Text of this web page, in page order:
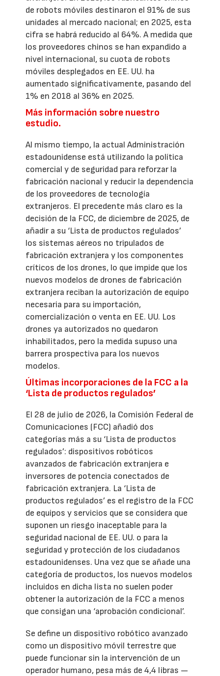
de robots móviles destinaron el 91% de sus
unidades al mercado nacional; en 2025, esta
cifra se habrá reducido al 64%. A medida que
los proveedores chinos se han expandido a
nivel internacional, su cuota de robots
móviles desplegados en EE. UU. ha
aumentado significativamente, pasando del
1% en 2018 al 36% en 2025.
Más información sobre nuestro
estudio.
Al mismo tiempo, la actual Administración
estadounidense está utilizando la política
comercial y de seguridad para reforzar la
fabricación nacional y reducir la dependencia
de los proveedores de tecnología
extranjeros. El precedente más claro es la
decisión de la FCC, de diciembre de 2025, de
añadir a su ‘Lista de productos regulados’
los sistemas aéreos no tripulados de
fabricación extranjera y los componentes
críticos de los drones, lo que impide que los
nuevos modelos de drones de fabricación
extranjera reciban la autorización de equipo
necesaria para su importación,
comercialización o venta en EE. UU. Los
drones ya autorizados no quedaron
inhabilitados, pero la medida supuso una
barrera prospectiva para los nuevos
modelos.
Últimas incorporaciones de la FCC a la
‘Lista de productos regulados’
El 28 de julio de 2026, la Comisión Federal de
Comunicaciones (FCC) añadió dos
categorías más a su ‘Lista de productos
regulados’: dispositivos robóticos
avanzados de fabricación extranjera e
inversores de potencia conectados de
fabricación extranjera. La ‘Lista de
productos regulados’ es el registro de la FCC
de equipos y servicios que se considera que
suponen un riesgo inaceptable para la
seguridad nacional de EE. UU. o para la
seguridad y protección de los ciudadanos
estadounidenses. Una vez que se añade una
categoría de productos, los nuevos modelos
incluidos en dicha lista no suelen poder
obtener la autorización de la FCC a menos
que consigan una ‘aprobación condicional’.
Se define un dispositivo robótico avanzado
como un dispositivo móvil terrestre que
puede funcionar sin la intervención de un
operador humano, pesa más de 4,4 libras —